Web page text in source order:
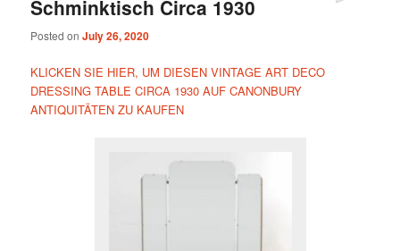
Schminktisch Circa 1930
Posted onJuly 26, 2020
KLICKEN SIE HIER, UM DIESEN VINTAGE ART DECO
DRESSING TABLE CIRCA 1930 AUF CANONBURY
ANTIQUITÄTEN ZU KAUFEN